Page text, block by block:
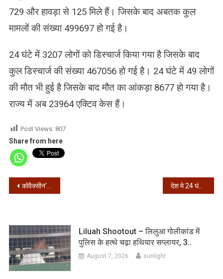
729 और हावड़ा से 125 मिले हैं। जिसके बाद अबतक कुल
मामलों की संख्या 499697 हो गई है।
24 घंटे में 3207 लोगों को डिस्चार्ज किया गया है जिसके बाद
कुल डिस्चार्ज की संख्या 467056 हो गई है। 24 घंटे में 49 लोगों
की मौत भी हुई है जिसके बाद मौत का आंकड़ा 8677 हो गया है।
राज्य में अब 23964 एक्टिव केस हैं।
Post Views: 807
Share from here
Post
कोवैक्सीन’ के फाइनल ट्रायल की पहली डोज लेने वाले हरियाणा के स्वास्थ मंत्री अनिल विज कोरोना संक्रमित देश मे 24 घंटों में कोरोना के 36,011 नए मामले, ठीक हुए 41,970
Liluah Shootout – लिलुआ गोलीकांड में
पुलिस के हत्थे चढ़ा हथियार सप्लायर, 3..
August 7, 2026 sunlight